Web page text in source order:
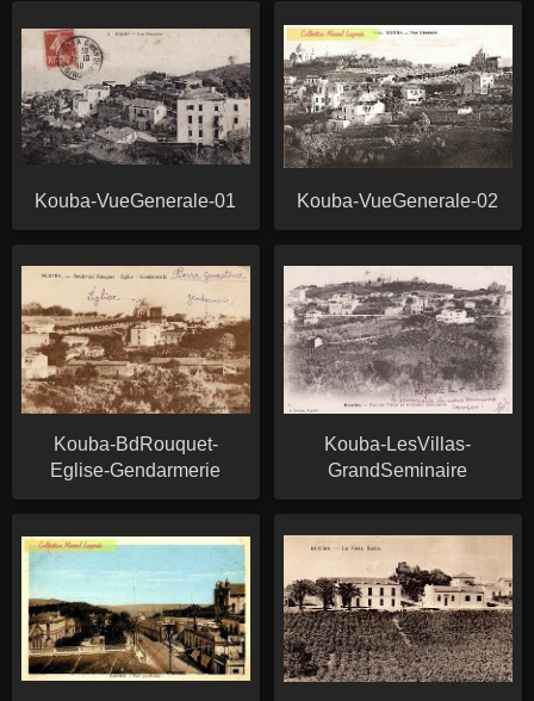
Kouba-VueGenerale-01 Kouba-VueGenerale-02
Kouba-BdRouquet-
Eglise-Gendarmerie
Kouba-LesVillas-
GrandSeminaire